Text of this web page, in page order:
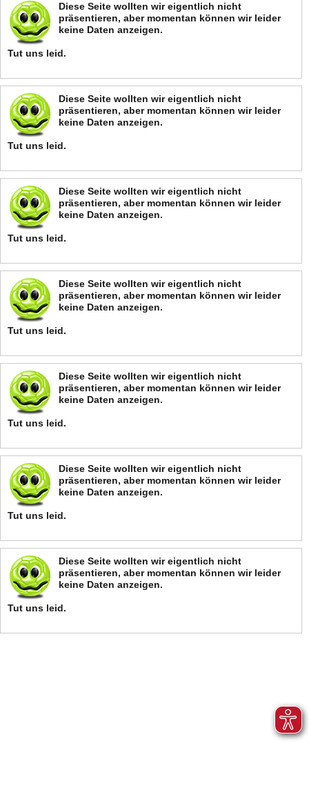
Diese Seite wollten wir eigentlich nicht
präsentieren, aber momentan können wir leider
keine Daten anzeigen.
Tut uns leid.
Diese Seite wollten wir eigentlich nicht
präsentieren, aber momentan können wir leider
keine Daten anzeigen.
Tut uns leid.
Diese Seite wollten wir eigentlich nicht
präsentieren, aber momentan können wir leider
keine Daten anzeigen.
Tut uns leid.
Diese Seite wollten wir eigentlich nicht
präsentieren, aber momentan können wir leider
keine Daten anzeigen.
Tut uns leid.
Diese Seite wollten wir eigentlich nicht
präsentieren, aber momentan können wir leider
keine Daten anzeigen.
Tut uns leid.
Diese Seite wollten wir eigentlich nicht
präsentieren, aber momentan können wir leider
keine Daten anzeigen.
Tut uns leid.
Diese Seite wollten wir eigentlich nicht
präsentieren, aber momentan können wir leider
keine Daten anzeigen.
Tut uns leid.